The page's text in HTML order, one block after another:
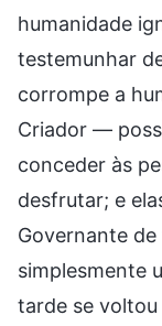
humanidade
testemunhar
corrompe a
Criador —
conceder às
desfrutar; e
Governante
simplesmente
tarde se